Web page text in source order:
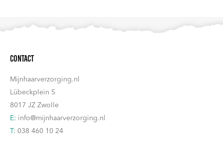
Contact
Mijnhaarverzorging.nl
Lübeckplein 5
8017 JZ Zwolle
E: info@mijnhaarverzorging.nl
T: 038 460 10 24